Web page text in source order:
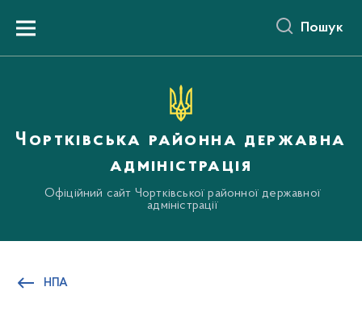
вмістуMenu Пошук
Чортківська районна державна
адміністрація
Офіційний сайт Чортківської районної державної
адміністрації
НПА